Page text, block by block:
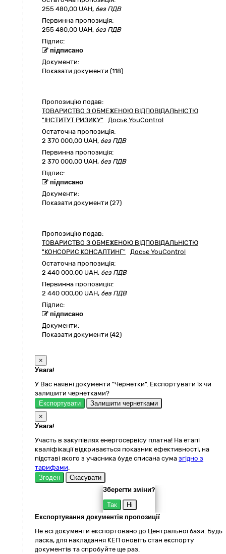
255 480,00 UAH, без ПДВ
Первинна пропозиція:
255 480,00 UAH, без ПДВ
Підпис:
підписано
Документи:
Показати документи (118)
Пропозицію подав:
ТОВАРИСТВО З ОБМЕЖЕНОЮ ВІДПОВІДАЛЬНІСТЮ
"ІНСТИТУТ РИЗИКУ" Досьє YouControl
Остаточна пропозиція:
2 370 000,00 UAH, без ПДВ
Первинна пропозиція:
2 370 000,00 UAH, без ПДВ
Підпис:
підписано
Документи:
Показати документи (27)
Пропозицію подав:
ТОВАРИСТВО З ОБМЕЖЕНОЮ ВІДПОВІДАЛЬНІСТЮ
"КОНСОРИС КОНСАЛТИНГ" Досьє YouControl
Остаточна пропозиція:
2 440 000,00 UAH, без ПДВ
Первинна пропозиція:
2 440 000,00 UAH, без ПДВ
Підпис:
підписано
Документи:
Показати документи (42)
×
Увага!
У Вас наявні документи "Чернетки". Експортувати їх чи
залишити чернетками?
Експортувати
Залишити чернетками
×
Увага!
Участь в закупівлях енергосервісу платна! На етапі
кваліфікації відкривається показник ефективності, на
підставі якого з учасника буде списана сума згідно з
тарифами.
Згоден
Скасувати
Зберегти зміни?
Так
Ні
Експортування документів пропозиції
Не всі документи експортовано до Центральної бази. Будь
ласка, для накладання КЕП оновіть стан експорту
документів та спробуйте ще раз.